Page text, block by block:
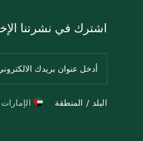
اشترك في نشرتنا
البلد / المنطقة الإمارات